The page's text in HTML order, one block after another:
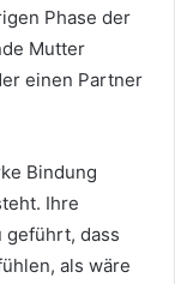
Phase der
Mutter
einen Partner
Bindung
Ihre
geführt, dass
als wäre